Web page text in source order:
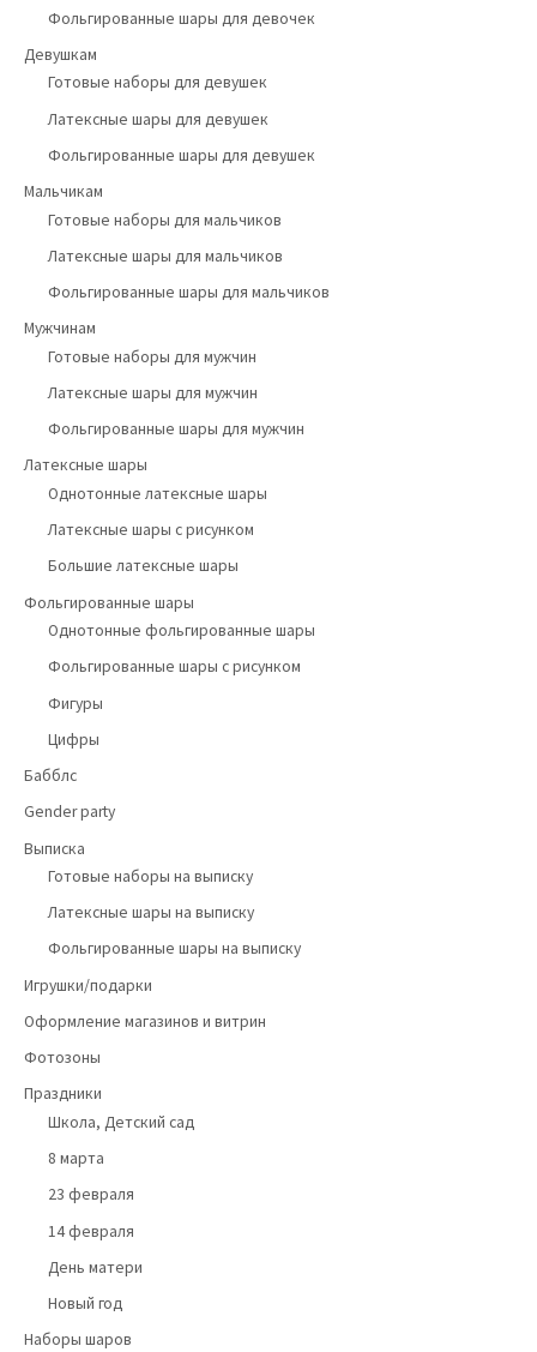
Фольгированные шары для девочек
Девушкам
Готовые наборы для девушек
Латексные шары для девушек
Фольгированные шары для девушек
Мальчикам
Готовые наборы для мальчиков
Латексные шары для мальчиков
Фольгированные шары для мальчиков
Мужчинам
Готовые наборы для мужчин
Латексные шары для мужчин
Фольгированные шары для мужчин
Латексные шары
Однотонные латексные шары
Латексные шары с рисунком
Большие латексные шары
Фольгированные шары
Однотонные фольгированные шары
Фольгированные шары с рисунком
Фигуры
Цифры
Бабблс
Gender party
Выписка
Готовые наборы на выписку
Латексные шары на выписку
Фольгированные шары на выписку
Игрушки/подарки
Оформление магазинов и витрин
Фотозоны
Праздники
Школа, Детский сад
8 марта
23 февраля
14 февраля
День матери
Новый год
Наборы шаров